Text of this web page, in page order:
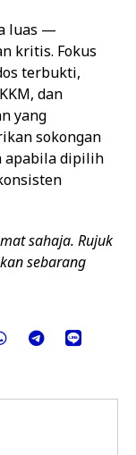
luas —
kritis. Fokus
terbukti,
dan
yang
sokongan
apabila dipilih
sahaja. Rujuk
sebarang